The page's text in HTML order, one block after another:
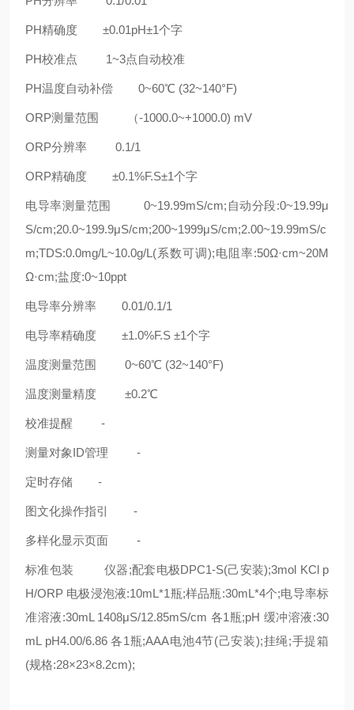
PH精确度 ±0.01pH±1个字
PH校准点 1~3点自动校准
PH温度自动补偿 0~60℃ (32~140°F)
ORP测量范围 （-1000.0~+1000.0) mV
ORP分辨率 0.1/1
ORP精确度 ±0.1%F.S±1个字
电导率测量范围 0~19.99mS/cm;自动分段:0~19.99μ
S/cm;20.0~199.9μS/cm;200~1999μS/cm;2.00~19.99mS/c
m;TDS:0.0mg/L~10.0g/L(系数可调);电阻率:50Ω·cm~20M
Ω·cm;盐度:0~10ppt
电导率分辨率 0.01/0.1/1
电导率精确度 ±1.0%F.S ±1个字
温度测量范围 0~60℃ (32~140°F)
温度测量精度 ±0.2℃
校准提醒 -
测量对象ID管理 -
定时存储 -
图文化操作指引 -
多样化显示页面 -
标准包装 仪器;配套电极DPC1-S(己安装);3mol KCl p
H/ORP 电极浸泡液:10mL*1瓶;样品瓶:30mL*4个;电导率标
准溶液:30mL 1408μS/12.85mS/cm 各1瓶;pH 缓冲溶液:30
mL pH4.00/6.86 各1瓶;AAA电池4节(己安装);挂绳;手提箱
(规格:28×23×8.2cm);